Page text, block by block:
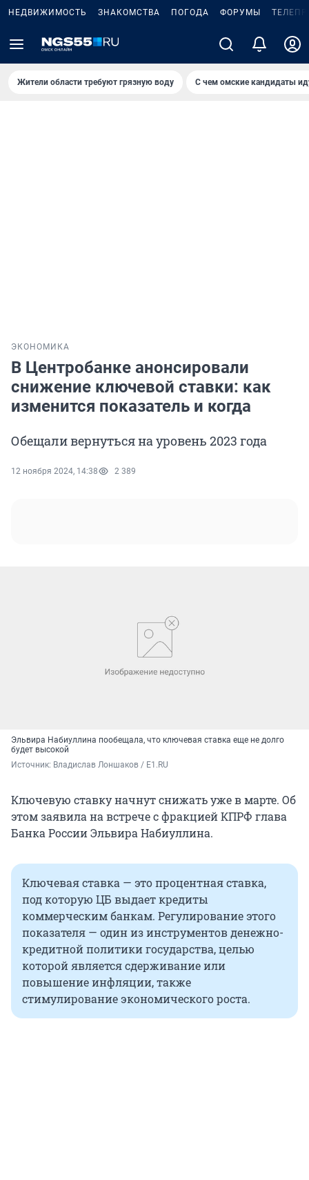
НЕДВИЖИМОСТЬ ЗНАКОМСТВА ПОГОДА ФОРУМЫ
Жители области требуют грязную воду С чем омские кандидаты
ЭКОНОМИКА
В Центробанке анонсировали
снижение ключевой ставки: как
изменится показатель и когда
Обещали вернуться на уровень 2023 года
12 ноября 2024, 14:38 2 389
Эльвира Набиуллина пообещала, что ключевая ставка еще не долго
будет высокой
Источник: Владислав Лоншаков / E1.RU
Ключевую ставку начнут снижать уже в марте. Об
этом заявила на встрече с фракцией КПРФ глава
Банка России Эльвира Набиуллина.
Ключевая ставка — это процентная ставка,
под которую ЦБ выдает кредиты
коммерческим банкам. Регулирование этого
показателя — один из инструментов денежно-
кредитной политики государства, целью
которой является сдерживание или
повышение инфляции, также
стимулирование экономического роста.